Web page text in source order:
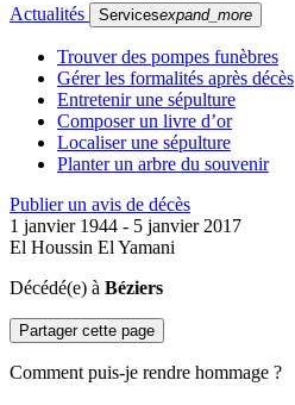
Actualités Servicesexpand_more
Trouver des pompes funèbres
Gérer les formalités après décès
Entretenir une sépulture
Composer un livre d’or
Localiser une sépulture
Planter un arbre du souvenir
Publier un avis de décès
1 janvier 1944 - 5 janvier 2017
El Houssin El Yamani
Décédé(e) à Béziers
Partager cette page
Comment puis-je rendre hommage ?